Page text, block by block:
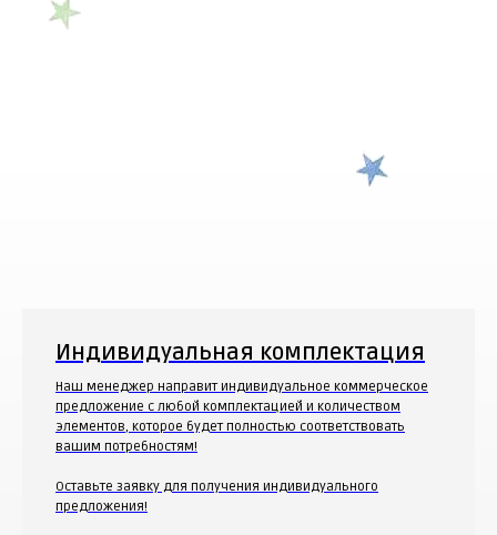
Индивидуальная комплектация
Наш менеджер направит индивидуальное коммерческое
предложение с любой комплектацией и количеством
элементов, которое будет полностью соответствовать
вашим потребностям!
Оставьте заявку для получения индивидуального
предложения!